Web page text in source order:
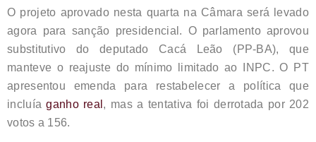
O projeto aprovado nesta quarta na Câmara será levado
agora para sanção presidencial. O parlamento aprovou
substitutivo do deputado Cacá Leão (PP-BA), que
manteve o reajuste do mínimo limitado ao INPC. O PT
apresentou emenda para restabelecer a política que
incluíaganho real , mas a tentativa foi derrotada por 202
votos a 156.